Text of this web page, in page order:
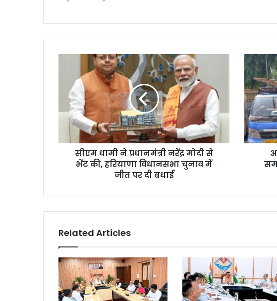
सीएम धामी ने प्रधानमंत्री नरेंद्र मोदी से
भेंट की, हरियाणा विधानसभा चुनाव में
जीत पर दी बधाई
Related Articles